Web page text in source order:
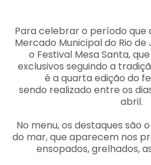
Para celebrar o período que
Mercado Municipal do Rio
o Festival Mesa Santa,
exclusivos seguindo a
é a quarta edição do
sendo realizado entre os
abril.
No menu, os destaques são
do mar, que aparecem nos
ensopados, grelhados,